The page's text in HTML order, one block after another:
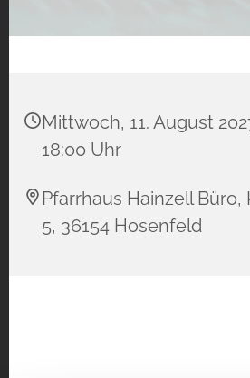
Mittwoch, 11. August
18:00 Uhr
Pfarrhaus Hainzell Büro,
5, 36154 Hosenfeld